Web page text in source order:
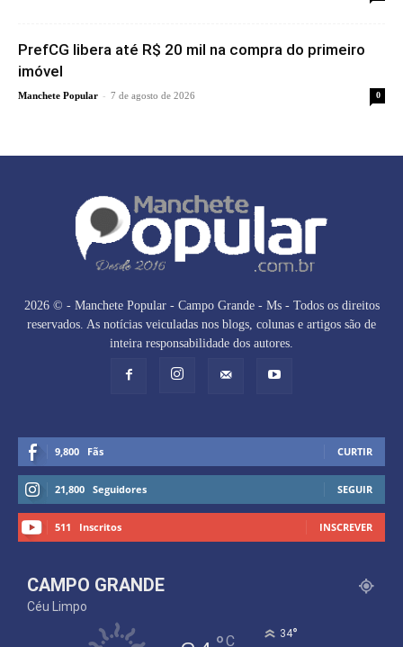
PrefCG libera até R$ 20 mil na compra do primeiro
imóvel
Manchete Popular - 7 de agosto de 2026 0
2026 © - Manchete Popular - Campo Grande - Ms - Todos os direitos
reservados. As notícias veiculadas nos blogs, colunas e artigos são de
inteira responsabilidade dos autores.
9,800 Fãs CURTIR
21,800 Seguidores SEGUIR
511 Inscritos INSCREVER
CAMPO GRANDE
Céu Limpo
C 34°